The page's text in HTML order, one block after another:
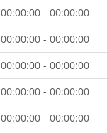
00:00:00 - 00:00:00
00:00:00 - 00:00:00
00:00:00 - 00:00:00
00:00:00 - 00:00:00
00:00:00 - 00:00:00